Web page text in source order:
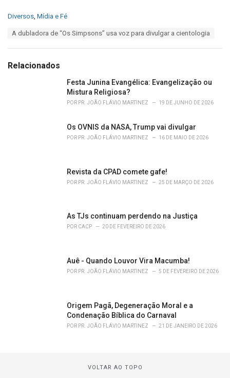
C
o
r
Diversos Mídia e Fé
:
A dubladora de “Os Simpsons” usa voz para divulgar a cientologia
Relacionados
Festa Junina Evangélica: Evangelização ou
Mistura Religiosa?
POR PR. JOÃO FLÁVIO MARTINEZ 19 DE JUNHO DE 2026
Os OVNIS da NASA, Trump vai divulgar
POR PR. JOÃO FLÁVIO MARTINEZ 16 DE MAIO DE 2026
Revista da CPAD comete gafe!
POR PR. JOÃO FLÁVIO MARTINEZ 25 DE MARÇO DE 2026
As TJs continuam perdendo na Justiça
POR CACP 20 DE FEVEREIRO DE 2026
Auê - Quando Louvor Vira Macumba!
POR PR. JOÃO FLÁVIO MARTINEZ 5 DE FEVEREIRO DE 2026
Origem Pagã, Degeneração Moral e a
Condenação Bíblica do Carnaval
POR PR. JOÃO FLÁVIO MARTINEZ 21 DE JANEIRO DE 2026
VOLTAR AO TOPO